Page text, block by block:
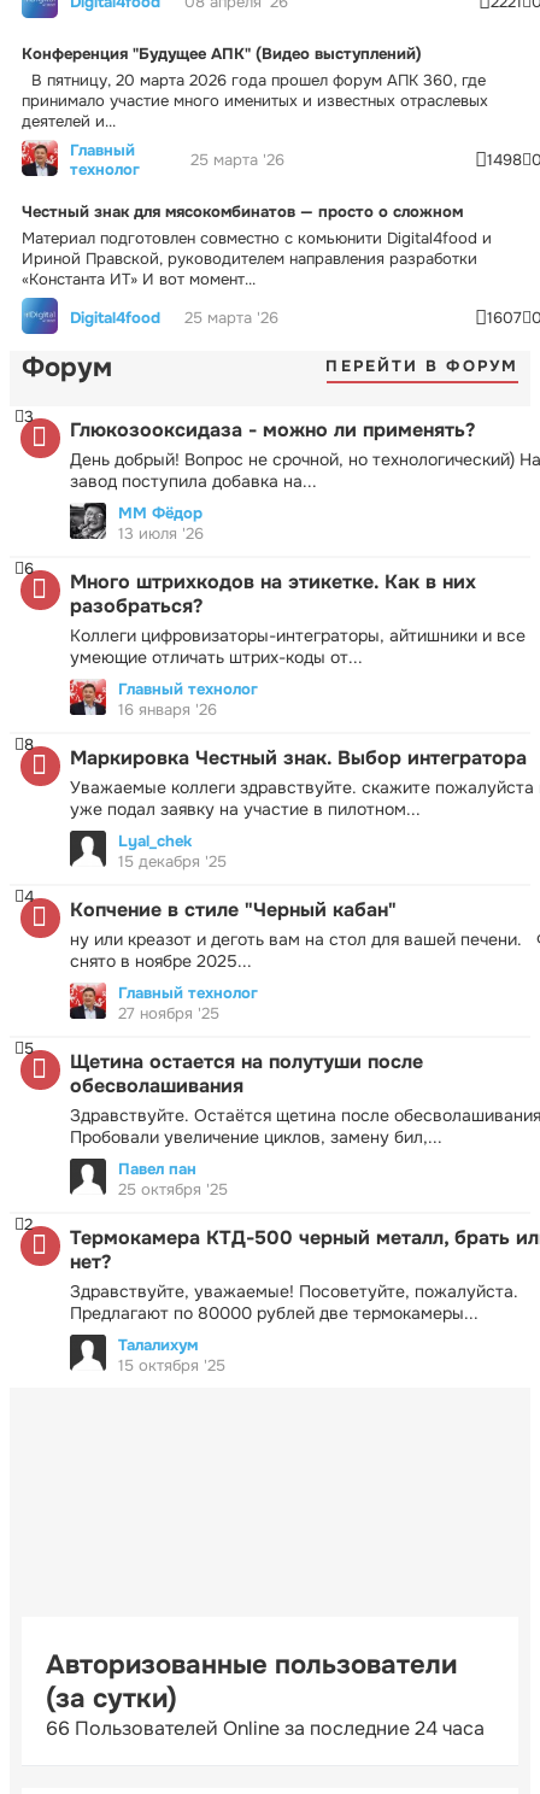
Конференция "Будущее АПК" (Видео выступлений)
В пятницу, 20 марта 2026 года прошел форум АПК 360, где
принимало участие много именитых и известных отраслевых
деятелей и...
Главный
технолог
25 марта '26 1498
Честный знак для мясокомбинатов — просто о сложном
Материал подготовлен совместно с комьюнити Digital4food и
Ириной Правской, руководителем направления разработки
«Константа ИТ» И вот момент...
Digital4food
25 марта '26 1607
Форум ПЕРЕЙТИ В ФОРУМ
Глюкозооксидаза - можно ли применять?
День добрый! Вопрос не срочной, но технологический) На
завод поступила добавка на...
3
ММ Фёдор
13 июля '26
Много штрихкодов на этикетке. Как в них
разобраться?
Коллеги цифровизаторы-интеграторы, айтишники и все
умеющие отличать штрих-коды от...
6
Главный технолог
16 января '26
Маркировка Честный знак. Выбор интегратора
Уважаемые коллеги здравствуйте. скажите пожалуйста
уже подал заявку на участие в пилотном...
8
Lyal_chek
15 декабря '25
Копчение в стиле "Черный кабан"
ну или креазот и деготь вам на стол для вашей печени.
снято в ноябре 2025...
4
Главный технолог
27 ноября '25
Щетина остается на полутуши после
обесволашивания
Здравствуйте. Остаётся щетина после
Пробовали увеличение циклов, замену бил,...
5
Павел пан
25 октября '25
Термокамера КТД-500 черный металл, брать
нет?
Здравствуйте, уважаемые! Посоветуйте, пожалуйста.
Предлагают по 80000 рублей две термокамеры...
2
Талалихум
15 октября '25
Авторизованные пользователи
(за сутки)
66 Пользователей Online за последние 24 часа